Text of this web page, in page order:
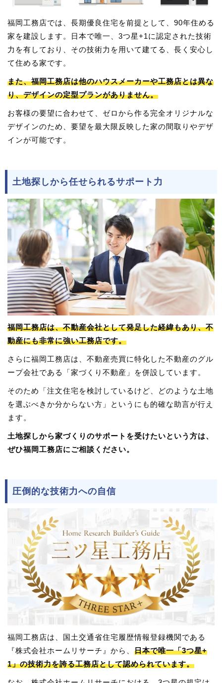
福岡工務店では、長期優良住宅を前提として、90年住める
家を建設します。日本で唯一、3つ星+1に認定された技術
力を有しており、その技術力を用いて建てる、長く安心し
て住める家です。
また、福岡工務店は他のハウスメーカーや工務店とは異な
り、デザインの定型プランがありません。
お客様の要望に合わせて、ゼロから作る完全オリジナルな
デザインのため、要望を最大限反映した家の間取りやデザ
インが可能です。
土地探しから任せられるサポート力
福岡工務店は、不動産会社として発足した経緯もあり、不
動産にも非常に強い工務店です。
さらに福岡工務店は、不動産売買に特化した不動産のグル
ープ会社である「家づくり不動産」を併設しています。
そのため「注文住宅を検討しているけど、どのような土地
を選ぶべきか分からない方」というにも的確な助言が行え
ます。
土地探しから家づくりのサポートを受けたいという方は、
ぜひ福岡工務店にご相談ください。
圧倒的な技術力への自信
福岡工務店は、国土交通省住宅履歴情報登録機関である
『株式会社ホームリサーチ』から、 日本で唯一「3つ星+
1」の技術力を誇る工務店として認められています。